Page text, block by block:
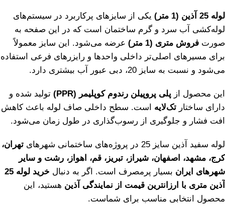
لوله 25 آذین (1 متر)
یکی از سایزهای پرکاربرد در سیستم‌های
لوله‌کشی آب سرد و گرم ساختمان است که در این صفحه به
صورت فروش متری (1 متر)
عرضه می‌شود. این سایز معمولاً
برای مسیرهای اصلی‌تر داخلی واحدها و رایزرهای فرعی استفاده
می‌شود و نسبت به سایز 20، دبی عبور آب بیشتری دارد.
این محصول از پلی پروپیلن رندوم کوپلیمر (PPR)
تولید شده و
دارای ساختار تک‌لایه است. سطح داخلی صاف لوله باعث کاهش
افت فشار و جلوگیری از رسوب‌گذاری در طول زمان می‌شود.
لوله سفید آذین سایز 25 در پروژه‌های ساختمانی شهرهای
تهران،
کرج، مشهد، اصفهان، شیراز، تبریز، قم، اهواز، رشت و سایر
شهرهای ایران بسیار پرمصرف است. اگر به دنبال
خرید لوله 25
آذین متری با ارزانترین قیمت از نمایندگی آذین هستید، این
محصول انتخابی مناسب برای شماست.